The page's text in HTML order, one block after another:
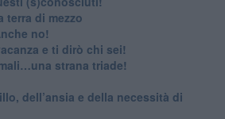
terra di mezzo
no!
e ti dirò chi sei!
strana triade!
dell’ansia e della necessità di